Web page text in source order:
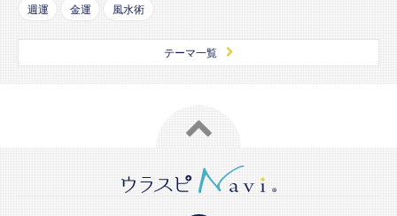
週運 金運 風水術
テーマ一覧